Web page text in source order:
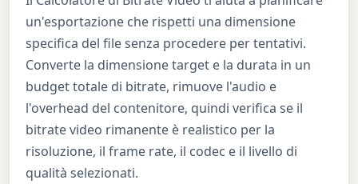
un'esportazione che rispetti una dimensione
specifica del file senza procedere per tentativi.
Converte la dimensione target e la durata in un
budget totale di bitrate, rimuove l'audio e
l'overhead del contenitore, quindi verifica se il
bitrate video rimanente è realistico per la
risoluzione, il frame rate, il codec e il livello di
qualità selezionati.